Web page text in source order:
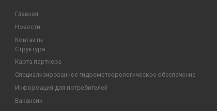
Главная
Новости
Контакты
Структура
Карта партнера
Специализированное гидрометеорологическое обеспечение
Информация для потребителей
Вакансии